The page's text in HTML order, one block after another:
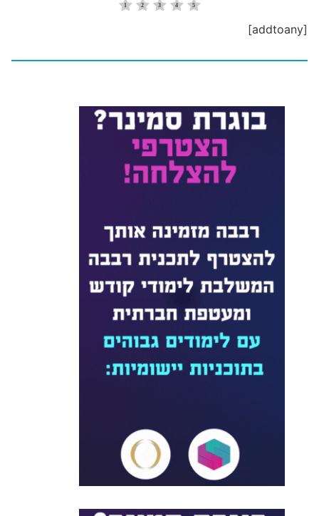
[addtoany]